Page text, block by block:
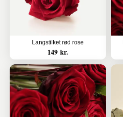
Langstilket rød rose
149 kr.